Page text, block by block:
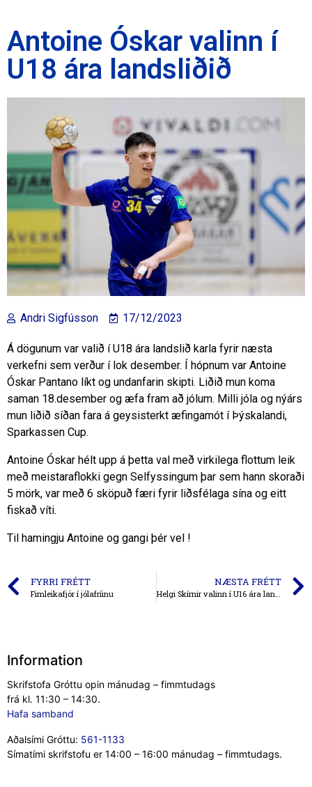
Antoine Óskar valinn í
U18 ára landsliðið
Andri Sigfússon 17/12/2023
Á dögunum var valið í U18 ára landslið karla fyrir næsta
verkefni sem verður í lok desember. Í hópnum var Antoine
Óskar Pantano líkt og undanfarin skipti. Liðið mun koma
saman 18.desember og æfa fram að jólum. Milli jóla og nýárs
mun liðið síðan fara á geysisterkt æfingamót í Þýskalandi,
Sparkassen Cup.
Antoine Óskar hélt upp á þetta val með virkilega flottum leik
með meistaraflokki gegn Selfyssingum þar sem hann skoraði
5 mörk, var með 6 sköpuð færi fyrir liðsfélaga sína og eitt
fiskað víti.
Til hamingju Antoine og gangi þér vel !
FYRRI FRÉTT
Fimleikafjör í jólafríinu
NÆSTA FRÉTT
Helgi Skírnir valinn í U16 ára landslið karla
Information
Skrifstofa Gróttu opin mánudag – fimmtudags
frá kl. 11:30 – 14:30.
Hafa samband
Aðalsími Gróttu: 561-1133
Símatími skrifstofu er 14:00 – 16:00 mánudag – fimmtudags.